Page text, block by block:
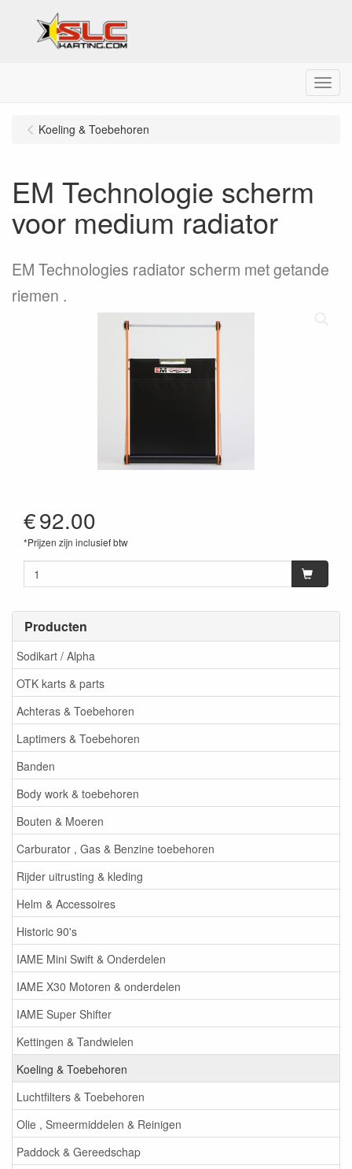
Menu
Producten
Sodikart / Alpha
OTK karts & parts
Achteras & Toebehoren
Laptimers & Toebehoren
Banden
Body work & toebehoren
Bouten & Moeren
Carburator , Gas & Benzine toebehoren
Rijder uitrusting & kleding
Helm & Accessoires
Historic 90's
IAME Mini Swift & Onderdelen
IAME X30 Motoren & onderdelen
IAME Super Shifter
Kettingen & Tandwielen
Koeling & Toebehoren
Luchtfilters & Toebehoren
Olie , Smeermiddelen & Reinigen
Paddock & Gereedschap
Koeling & Toebehoren
EM Technologie scherm
voor medium radiator
EM Technologies radiator scherm met getande
riemen .
€92.00
*Prijzen zijn inclusief btw